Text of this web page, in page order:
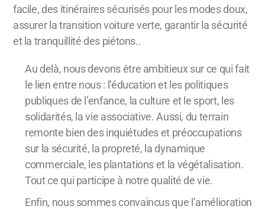
facile, des itinéraires sécurisés pour les modes doux,
assurer la transition voiture verte, garantir la sécurité
et la tranquillité des piétons..
Au delà, nous devons être ambitieux sur ce qui fait
le lien entre nous : l’éducation et les politiques
publiques de l’enfance, la culture et le sport, les
solidarités, la vie associative. Aussi, du terrain
remonte bien des inquiétudes et préoccupations
sur la sécurité, la propreté, la dynamique
commerciale, les plantations et la végétalisation.
Tout ce qui participe à notre qualité de vie.
Enfin, nous sommes convaincus que l’amélioration